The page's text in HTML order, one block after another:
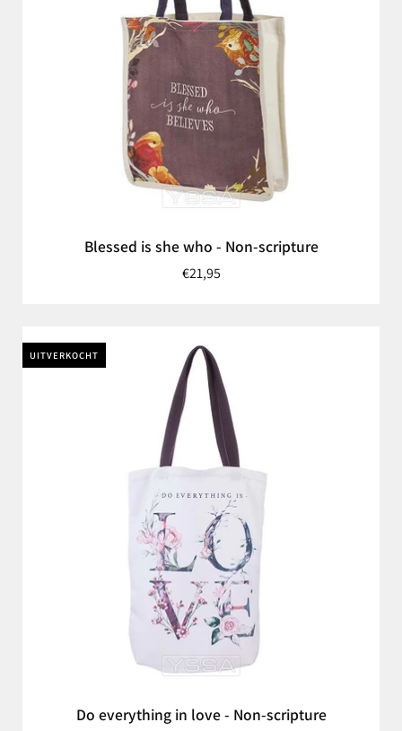
Blessed is she who - Non-scripture
€21,95
UITVERKOCHT
Do everything in love - Non-scripture